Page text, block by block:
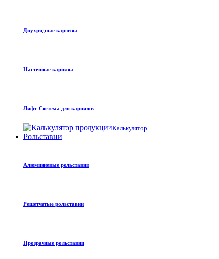
Двухрядные карнизы
Настенные карнизы
Лифт-Система для карнизов
Калькулятор
Рольставни
Алюминиевые рольставни
Решетчатые рольставни
Прозрачные рольставни